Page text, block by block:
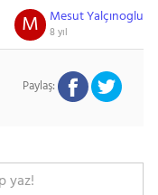
Mesut Yalçınoglu
8 yıl
M
Paylaş: